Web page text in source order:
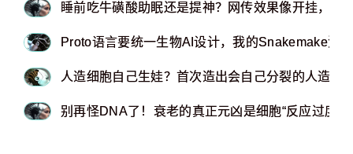
睡前吃牛磺酸助眠还是提神？网传效果像开挂，专
Proto语言要统一生物AI设计，我的Snakemake流
人造细胞自己生娃？首次造出会自己分裂的人造细
别再怪DNA了！衰老的真正元凶是细胞“反应过度”